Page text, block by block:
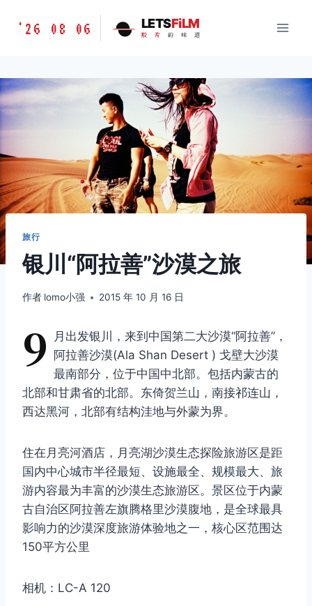
胶
味
'26 08 06 LETSFiLM
胶 片 的 味 道
旅行
银川“阿拉善”沙漠之旅
作者 lomo小强 2015 年 10 月 16 日
9
月出发银川，来到中国第二大沙漠“阿拉善”，
阿拉善沙漠(Ala Shan Desert ) 戈壁大沙漠
最南部分，位于中国中北部。包括内蒙古的
北部和甘肃省的北部。东倚贺兰山，南接祁连山，
西达黑河，北部有结构洼地与外蒙为界。
住在月亮河酒店，月亮湖沙漠生态探险旅游区是距
国内中心城市半径最短、设施最全、规模最大、旅
游内容最为丰富的沙漠生态旅游区。景区位于内蒙
古自治区阿拉善左旗腾格里沙漠腹地，是全球最具
影响力的沙漠深度旅游体验地之一，核心区范围达
150平方公里
相机：LC-A 120